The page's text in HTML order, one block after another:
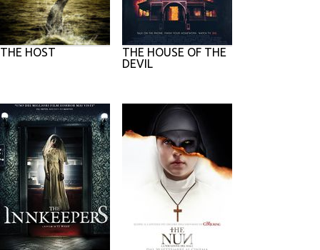
THE HOST
THE HOUSE OF THE
DEVIL